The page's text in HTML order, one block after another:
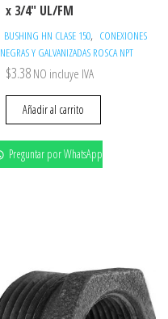
x 3/4″ UL/FM
BUSHING HN CLASE 150, CONEXIONES
NEGRAS Y GALVANIZADAS ROSCA NPT
$3.38 NO incluye IVA
Añadir al carrito
Preguntar por WhatsApp